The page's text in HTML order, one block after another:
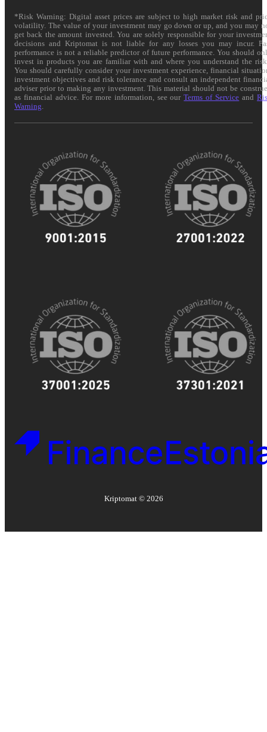
*Risk Warning: Digital asset prices are subject to high market risk and
volatility. The value of your investment may go down or up, and you may
get back the amount invested. You are solely responsible for your
decisions and Kriptomat is not liable for any losses you may incur.
performance is not a reliable predictor of future performance. You should
invest in products you are familiar with and where you understand the
You should carefully consider your investment experience, financial
investment objectives and risk tolerance and consult an independent
adviser prior to making any investment. This material should not be
as financial advice. For more information, see ourTerms of Service and
Warning
Kriptomat © 2026